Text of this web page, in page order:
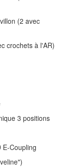
(2 avec
crochets à l'AR)
3 positions
E-Coupling